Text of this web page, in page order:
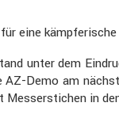
eine
unter dem
Demo am
in